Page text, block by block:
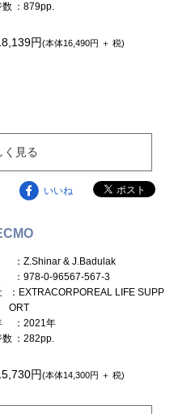
数 ：879pp.
円(本体16,490円 ＋ 税)
く見る
いいね
：Z.Shinar & J.Badulak
：978-0-96567-567-3
：EXTRACORPOREAL LIFE SUPP
ORT
：2021年
数 ：282pp.
円(本体14,300円 ＋ 税)